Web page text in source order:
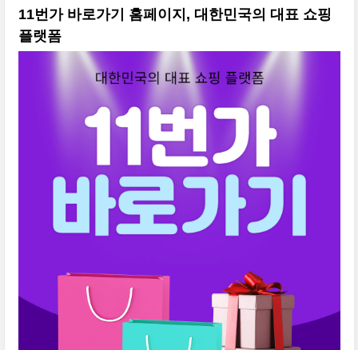
11번가 바로가기 홈페이지, 대한민국의 대표 쇼핑
플랫폼